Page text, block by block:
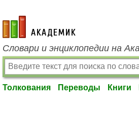
academic.ru
Словари и энциклопедии на
Толкования Переводы Книги